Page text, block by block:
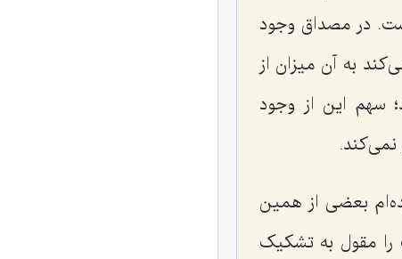
در مصداق وجود
به آن میزان از
سهم این از وجود
بعضى از همین
مقول به تشکیک